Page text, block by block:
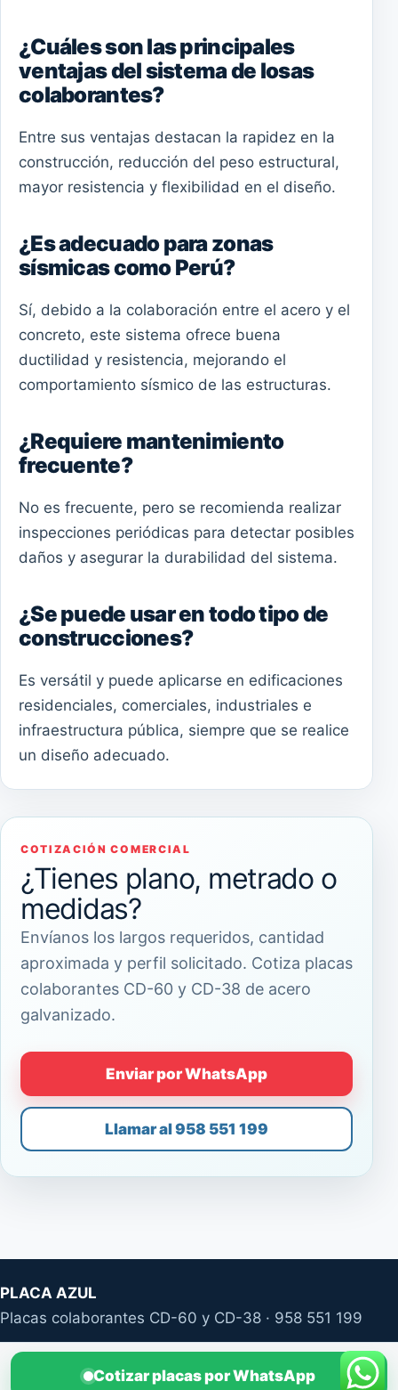
¿Cuáles son las principales
ventajas del sistema de losas
colaborantes?
Entre sus ventajas destacan la rapidez en la
construcción, reducción del peso estructural,
mayor resistencia y flexibilidad en el diseño.
¿Es adecuado para zonas
sísmicas como Perú?
Sí, debido a la colaboración entre el acero y el
concreto, este sistema ofrece buena
ductilidad y resistencia, mejorando el
comportamiento sísmico de las estructuras.
¿Requiere mantenimiento
frecuente?
No es frecuente, pero se recomienda realizar
inspecciones periódicas para detectar posibles
daños y asegurar la durabilidad del sistema.
¿Se puede usar en todo tipo de
construcciones?
Es versátil y puede aplicarse en edificaciones
residenciales, comerciales, industriales e
infraestructura pública, siempre que se realice
un diseño adecuado.
COTIZACIÓN COMERCIAL
¿Tienes plano, metrado o
medidas?
Envíanos los largos requeridos, cantidad
aproximada y perfil solicitado. Cotiza placas
colaborantes CD-60 y CD-38 de acero
galvanizado.
Enviar por WhatsApp
Llamar al 958 551 199
PLACA AZUL
Placas colaborantes CD-60 y CD-38 · 958 551 199
Cotizar placas por WhatsApp